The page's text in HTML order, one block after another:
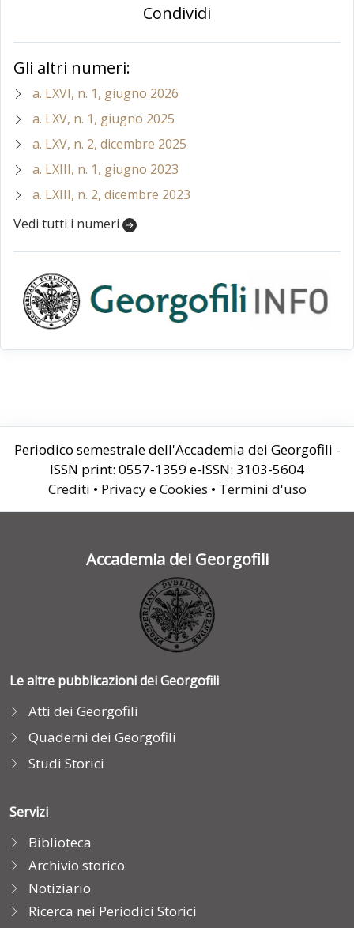
Condividi
Gli altri numeri:
a. LXVI, n. 1, giugno 2026
a. LXV, n. 1, giugno 2025
a. LXV, n. 2, dicembre 2025
a. LXIII, n. 1, giugno 2023
a. LXIII, n. 2, dicembre 2023
Vedi tutti i numeri
Periodico semestrale dell'Accademia dei Georgofili -
ISSN print: 0557-1359 e-ISSN: 3103-5604
Crediti • Privacy e Cookies • Termini d'uso
Accademia dei Georgofili
Le altre pubblicazioni dei Georgofili
Atti dei Georgofili
Quaderni dei Georgofili
Studi Storici
Servizi
Biblioteca
Archivio storico
Notiziario
Ricerca nei Periodici Storici